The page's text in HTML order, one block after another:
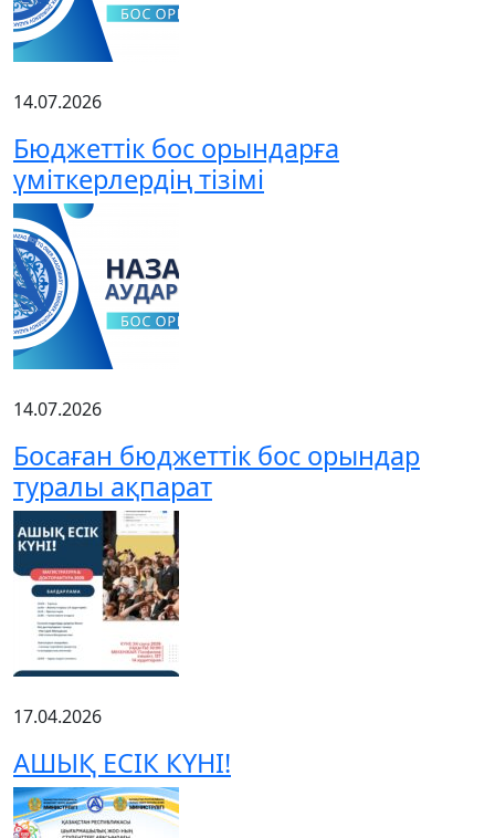
14.07.2026
Бюджеттік бос орындарға
үміткерлердің тізімі
14.07.2026
Босаған бюджеттік бос орындар
туралы ақпарат
17.04.2026
АШЫҚ ЕСІК КҮНІ!